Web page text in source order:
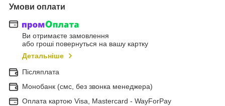
Умови оплати
Ви отримаєте замовлення
або гроші повернуться на вашу картку
Детальніше
Післяплата
Монобанк (смс, без звонка менеджера)
Оплата картою Visa, Mastercard - WayForPay